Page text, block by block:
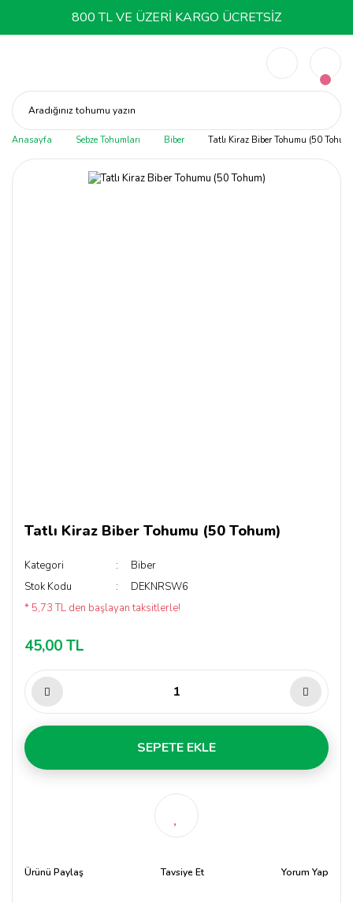
800 TL VE ÜZERİ KARGO ÜCRETSİZ
Aradığınız tohumu yazın
Anasayfa Sebze Tohumları Biber Tatlı Kiraz Biber Tohumu (50 Tohum)
Tatlı Kiraz Biber Tohumu (50 Tohum)
Kategori
Biber
Stok Kodu
DEKNRSW6
* 5,73 TL den başlayan taksitlerle!
45,00 TL
SEPETE EKLE
Ürünü Paylaş Tavsiye Et Yorum Yap